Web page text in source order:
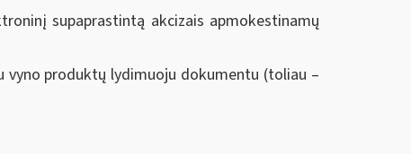
supaprastintą akcizais apmokestinamų
produktų lydimuoju dokumentu (toliau –